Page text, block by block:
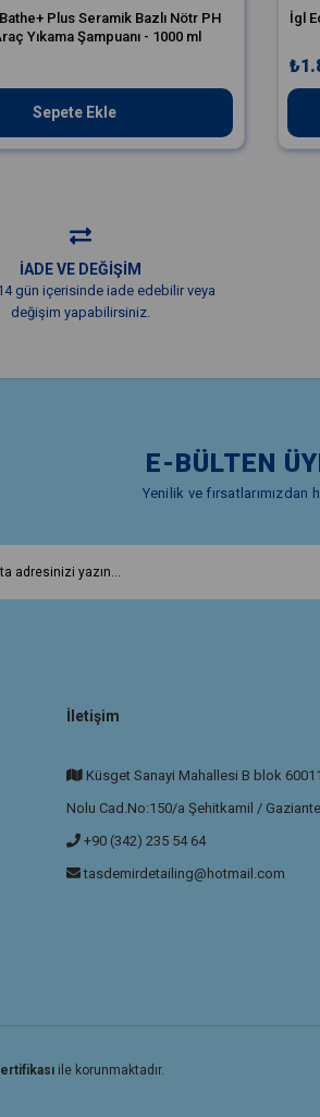
Bathe+ Plus Seramik Bazlı Nötr PH
Yıkama Şampuanı - 1000 ml
Sepete Ekle
İgl
İADE VE DEĞİŞİM
gün içerisinde iade edebilir veya
değişim yapabilirsiniz.
E-BÜLTEN
Yenilik ve fırsatlarımızdan
İletişim
Küsget Sanayi Mahallesi B blok 60011
Nolu Cad.No:150/a Şehitkamil /
+90 (342) 235 54 64
tasdemirdetailing@hotmail.com
ile korunmaktadır.